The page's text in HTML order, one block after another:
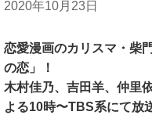
2020年10月23日
恋愛漫画のカリスマ・柴
の恋」！
木村佳乃、吉田羊、仲里
よる10時〜TBS系にて放